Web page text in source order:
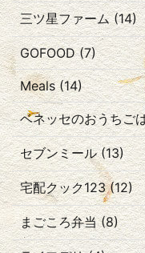
三ツ星ファーム (14)
GOFOOD (7)
Meals (14)
ベネッセのおうちご
セブンミール (13)
宅配クック123 (12)
まごころ弁当 (8)